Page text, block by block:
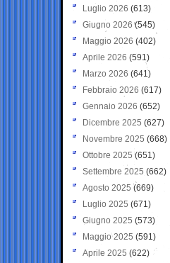
Luglio 2026 (613)
Giugno 2026 (545)
Maggio 2026 (402)
Aprile 2026 (591)
Marzo 2026 (641)
Febbraio 2026 (617)
Gennaio 2026 (652)
Dicembre 2025 (627)
Novembre 2025 (668)
Ottobre 2025 (651)
Settembre 2025 (662)
Agosto 2025 (669)
Luglio 2025 (671)
Giugno 2025 (573)
Maggio 2025 (591)
Aprile 2025 (622)